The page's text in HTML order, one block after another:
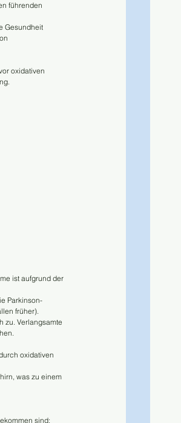
führenden
Gesundheit
oxidativen
ist aufgrund der
Parkinson-
früher).
zu. Verlangsamte
oxidativen
was zu einem
sind: